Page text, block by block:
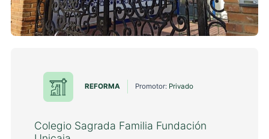
REFORMA Promotor: Privado
Colegio Sagrada Familia Fundación